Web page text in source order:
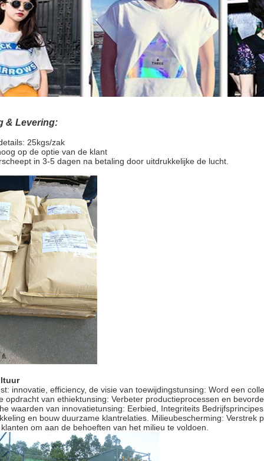
& Levering:
25kgs/zak
op de optie van de klant
in 3-5 dagen na betaling door uitdrukkelijke de lucht.
innovatie, efficiency, de visie van toewijdingstunsing: Word een
opdracht van ethiektunsing: Verbeter productieprocessen en
waarden van innovatietunsing: Eerbied, Integriteits
en bouw duurzame klantrelaties. Milieubescherming: Verstrek
om aan de behoeften van het milieu te voldoen.